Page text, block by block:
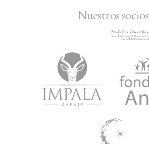
Nuestros socios